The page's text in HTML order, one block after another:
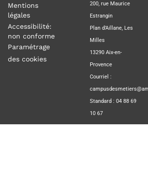
Mentions
légales
Accessibilité:
non conforme
Paramétrage
des cookies
200, rue Maurice
Estrangin
Plan d’Aillane, Les
Milles
13290 Aix-en-
Provence
Courriel :
Standard : 04 88 69
10 67